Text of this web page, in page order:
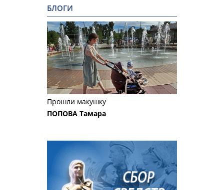
БЛОГИ
Прошли макушку
ПОПОВА Тамара